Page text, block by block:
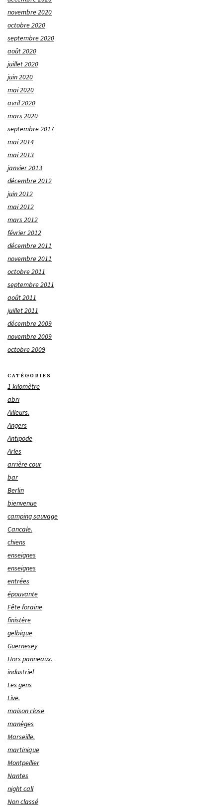
novembre 2020
octobre 2020
septembre 2020
août 2020
juillet 2020
juin 2020
mai 2020
avril 2020
mars 2020
septembre 2017
mai 2014
mai 2013
janvier 2013
décembre 2012
juin 2012
mai 2012
mars 2012
février 2012
décembre 2011
novembre 2011
octobre 2011
septembre 2011
août 2011
juillet 2011
décembre 2009
novembre 2009
octobre 2009
CATÉGORIES
1 kilomètre
abri
Ailleurs.
Angers
Antipode
Arles
arrière cour
bar
Berlin
bienvenue
camping sauvage
Cancale.
chiens
enseignes
enseignes
entrées
épouvante
Fête foraine
finistère
gelbique
Guernesey
Hors panneaux.
industriel
Les gens
Live.
maison close
manèges
Marseille.
martinique
Montpellier
Nantes
night call
Non classé